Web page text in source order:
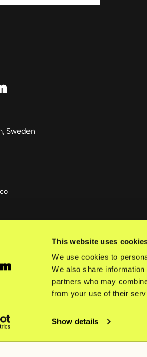
This website uses
We use cookies to
We also share
partners who may
from your use of their
Show details
Sweden
| Rek. nro 559463-5038 | Kaikki oikeudet